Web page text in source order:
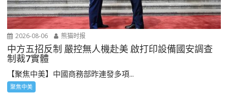
2026-08-06 熊猫时报
中方五招反制 嚴控無人機赴美 啟打印設備國安調查
制裁7實體
【聚焦中美】中國商務部昨連發多項...
聚焦中美